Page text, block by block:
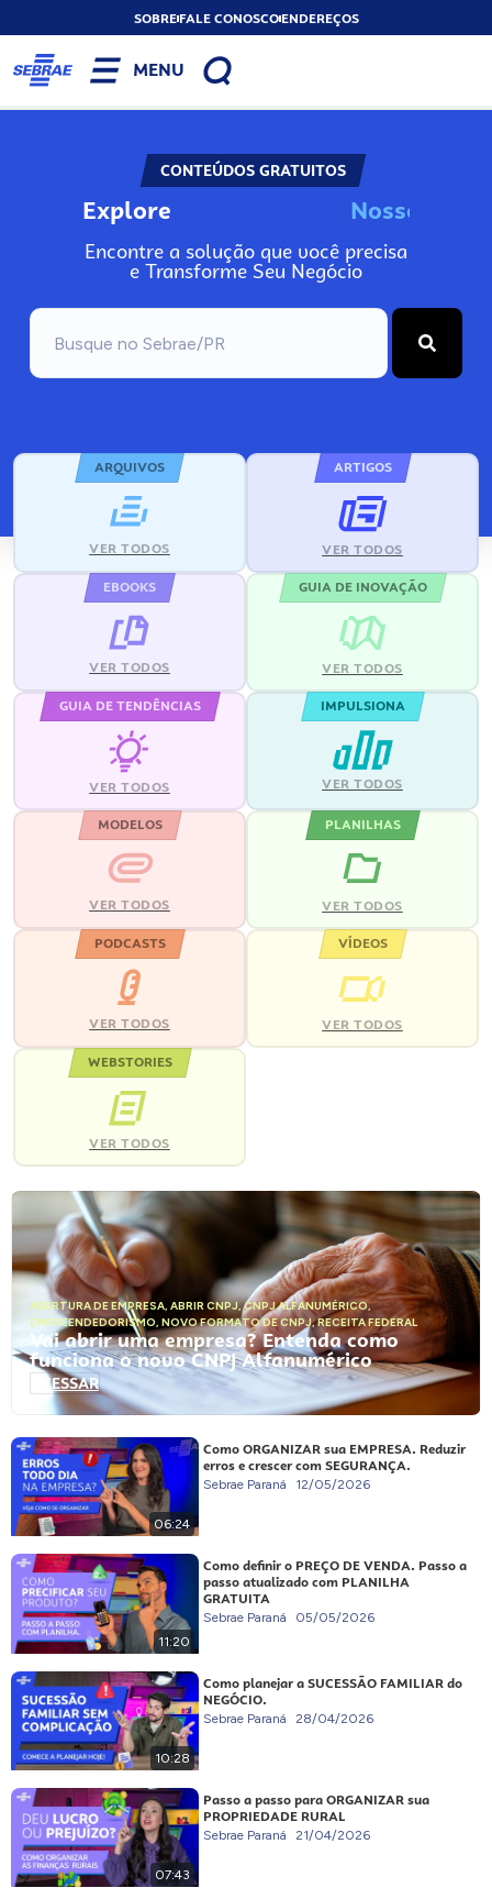
SOBREFALE CONOSCOENDEREÇOS
MENU
CONTEÚDOS GRATUITOS
Explore Noss
Encontre a solução que você precisa
e Transforme Seu Negócio
ARQUIVOS
VER TODOS
ARTIGOS
VER TODOS
EBOOKS
VER TODOS
GUIA DE INOVAÇÃO
VER TODOS
GUIA DE TENDÊNCIAS
VER TODOS
IMPULSIONA
VER TODOS
MODELOS
VER TODOS
PLANILHAS
VER TODOS
PODCASTS
VER TODOS
VÍDEOS
VER TODOS
WEBSTORIES
VER TODOS
ABERTURA DE EMPRESA, ABRIR CNPJ,CNPJ ALFANUMÉRICO,
EMPREENDEDORISMO, NOVO FORMATO DE CNPJ,RECEITA FEDERAL
Vai abrir uma empresa? Entenda como
funciona o novo CNPJ Alfanumérico
ACESSAR
06:24
Como ORGANIZAR sua EMPRESA. Reduzir
erros e crescer com SEGURANÇA.
Sebrae Paraná 12/05/2026
11:20
Como definir o PREÇO DE VENDA. Passo a
passo atualizado com PLANILHA
GRATUITA
Sebrae Paraná 05/05/2026
10:28
Como planejar a SUCESSÃO FAMILIAR do
NEGÓCIO.
Sebrae Paraná 28/04/2026
07:43
Passo a passo para ORGANIZAR sua
PROPRIEDADE RURAL
Sebrae Paraná 21/04/2026